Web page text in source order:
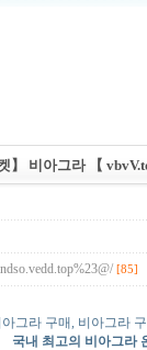
】 비아그라 【
[85]
아그라 구매, 비아그라
국내 최고의 비아그라